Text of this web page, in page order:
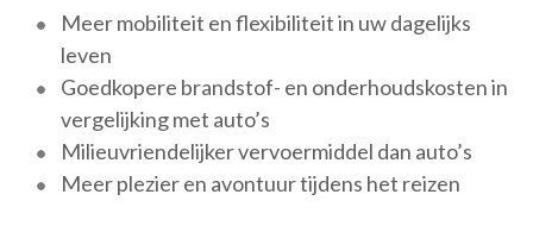
Meer mobiliteit en flexibiliteit in uw dagelijks
leven
Goedkopere brandstof- en onderhoudskosten in
vergelijking met auto’s
Milieuvriendelijker vervoermiddel dan auto’s
Meer plezier en avontuur tijdens het reizen